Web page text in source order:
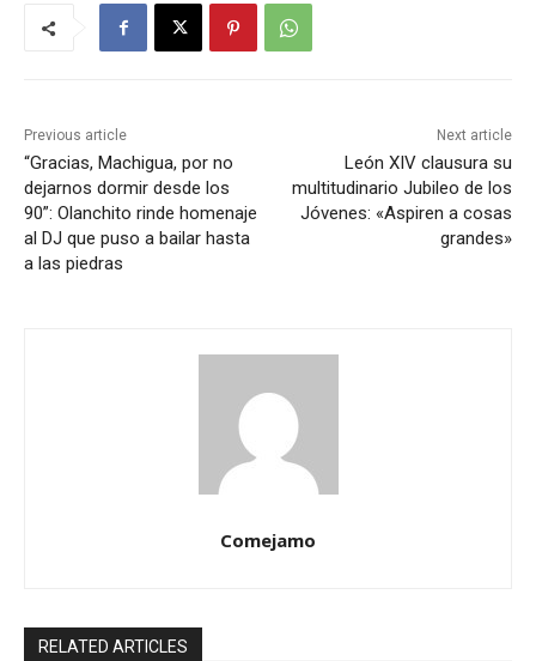
Previous article
“Gracias, Machigua, por no
dejarnos dormir desde los
90”: Olanchito rinde homenaje
al DJ que puso a bailar hasta
a las piedras
Next article
León XIV clausura su
multitudinario Jubileo de los
Jóvenes: «Aspiren a cosas
grandes»
Comejamo
RELATED ARTICLES